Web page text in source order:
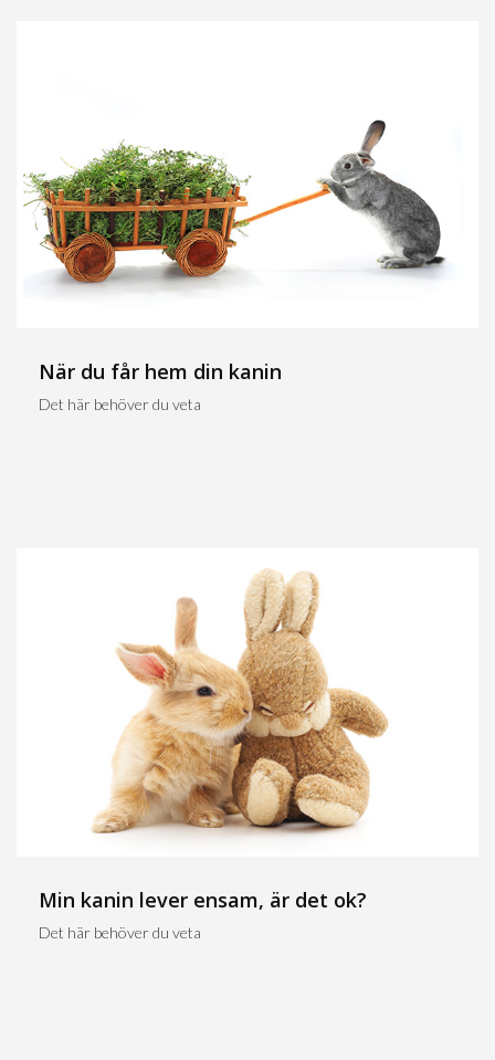
När du får hem din kanin
Det här behöver du veta
Min kanin lever ensam, är det ok?
Det här behöver du veta